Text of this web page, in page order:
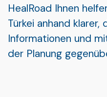
HealRoad Ihnen
Türkei anhand
Informationen und
der Planung